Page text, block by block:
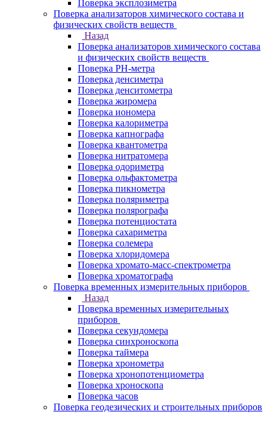
Поверка эксплозиметра
Поверка анализаторов химического состава и
физических свойств веществ
Назад
Поверка анализаторов химического состава
и физических свойств веществ
Поверка PH-метра
Поверка денсиметра
Поверка денситометра
Поверка жиромера
Поверка иономера
Поверка калориметра
Поверка капнографа
Поверка квантометра
Поверка нитратомера
Поверка одориметра
Поверка ольфактометра
Поверка пикнометра
Поверка поляриметра
Поверка полярографа
Поверка потенциостата
Поверка сахариметра
Поверка солемера
Поверка хлоридомера
Поверка хромато-масс-спектрометра
Поверка хроматографа
Поверка временных измерительных приборов
Назад
Поверка временных измерительных
приборов
Поверка секундомера
Поверка синхроноскопа
Поверка таймера
Поверка хронометра
Поверка хронопотенциометра
Поверка хроноскопа
Поверка часов
Поверка геодезических и строительных приборов